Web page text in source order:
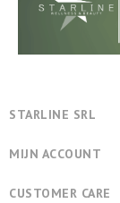
STARLINE SRL
MIJN ACCOUNT
CUSTOMER CARE